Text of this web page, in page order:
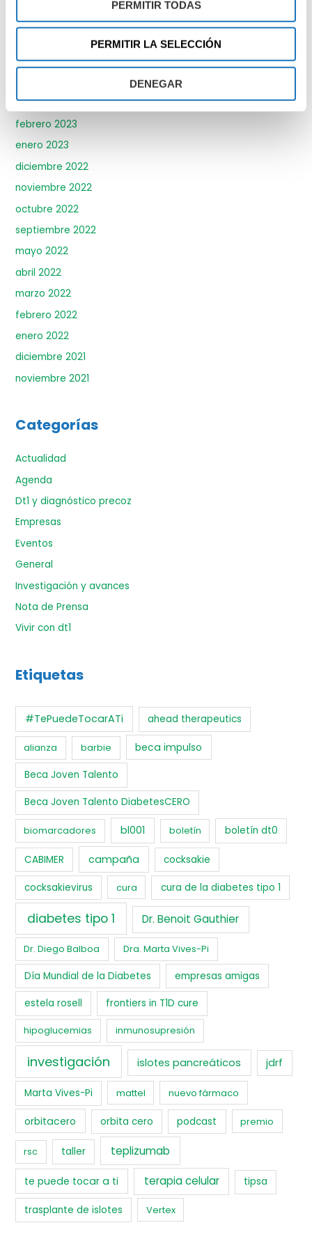
PERMITIR TODAS
PERMITIR LA SELECCIÓN
DENEGAR
julio 2023
mayo 2023
marzo 2023
febrero 2023
enero 2023
diciembre 2022
noviembre 2022
octubre 2022
septiembre 2022
mayo 2022
abril 2022
marzo 2022
febrero 2022
enero 2022
diciembre 2021
noviembre 2021
Categorías
Actualidad
Agenda
Dt1 y diagnóstico precoz
Empresas
Eventos
General
Investigación y avances
Nota de Prensa
Vivir con dt1
Etiquetas
#TePuedeTocarATi ahead therapeutics
alianza barbie beca impulso
Beca Joven Talento
Beca Joven Talento DiabetesCERO
biomarcadores bl001 boletín boletín dt0
CABIMER campaña cocksakie
cocksakievirus cura cura de la diabetes tipo 1
diabetes tipo 1 Dr. Benoit Gauthier
Dr. Diego Balboa Dra. Marta Vives-Pi
Día Mundial de la Diabetes empresas amigas
estela rosell frontiers in T1D cure
hipoglucemias inmunosupresión
investigación islotes pancreáticos jdrf
Marta Vives-Pi mattel nuevo fármaco
orbitacero orbita cero podcast premio
rsc taller teplizumab
te puede tocar a ti terapia celular tipsa
trasplante de islotes Vertex